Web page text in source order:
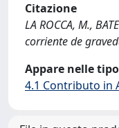
Citazione
LA ROCCA, M.,
corriente de
Appare nelle
4.1 Contributo in